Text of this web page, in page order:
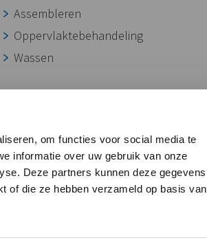
om functies voor social media te
informatie over uw gebruik van onze
Deze partners kunnen deze gegevens
of die ze hebben verzameld op basis van
Assembleren
Oppervlaktebehandeling
Wassen